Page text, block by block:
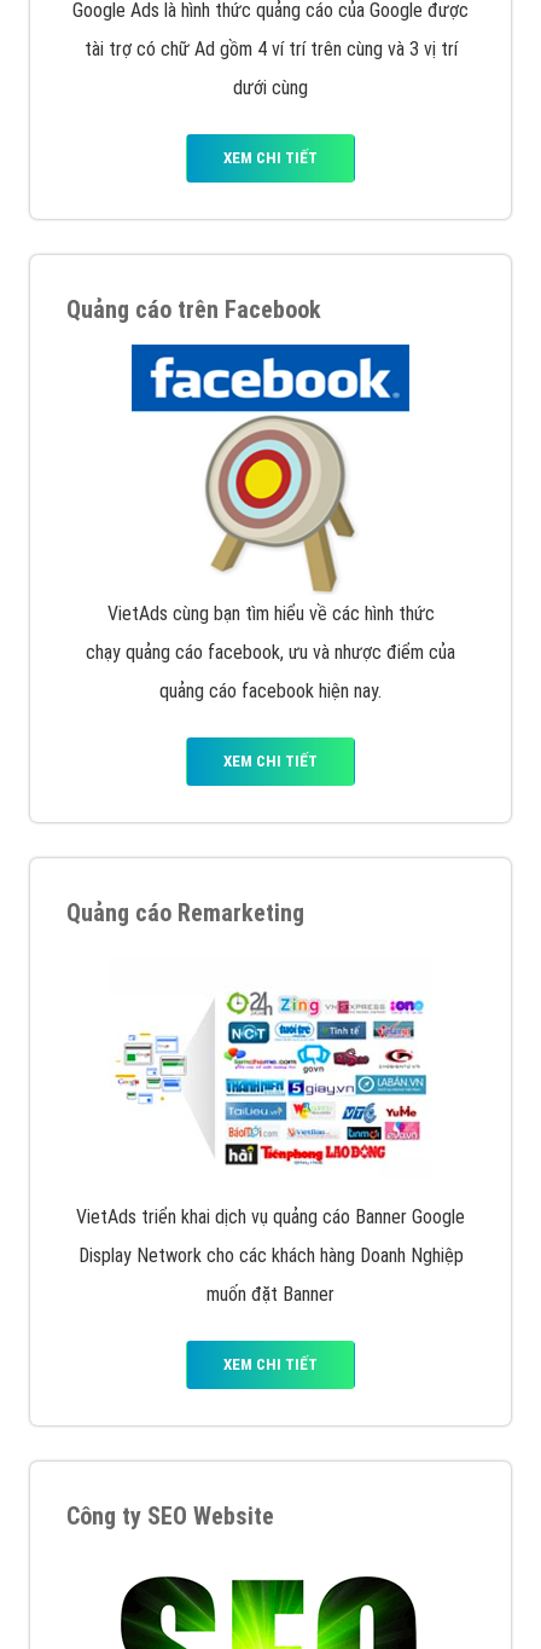
Google Ads là hình thức quảng cáo của Google được
tài trợ có chữ Ad gồm 4 ví trí trên cùng và 3 vị trí
dưới cùng
XEM CHI TIẾT
Quảng cáo trên Facebook
VietAds cùng bạn tìm hiểu về các hình thức
chạy quảng cáo facebook, ưu và nhược điểm của
quảng cáo facebook hiện nay.
XEM CHI TIẾT
Quảng cáo Remarketing
VietAds triển khai dịch vụ quảng cáo Banner Google
Display Network cho các khách hàng Doanh Nghiệp
muốn đặt Banner
XEM CHI TIẾT
Công ty SEO Website